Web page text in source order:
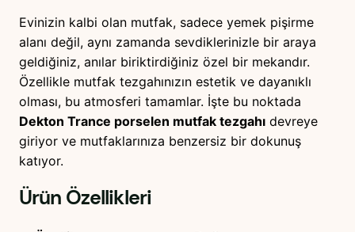
Evinizin kalbi olan mutfak, sadece yemek pişirme
alanı değil, aynı zamanda sevdiklerinizle bir araya
geldiğiniz, anılar biriktirdiğiniz özel bir mekandır.
Özellikle mutfak tezgahınızın estetik ve dayanıklı
olması, bu atmosferi tamamlar. İşte bu noktada
Dekton Trance porselen mutfak tezgahı devreye
giriyor ve mutfaklarınıza benzersiz bir dokunuş
katıyor.
Ürün Özellikleri